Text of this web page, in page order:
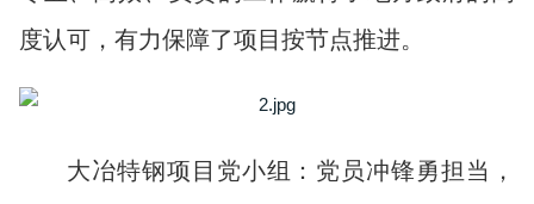
度认可，有力保障了项目按节点推进。
大冶特钢项目党小组：党员冲锋勇担当，